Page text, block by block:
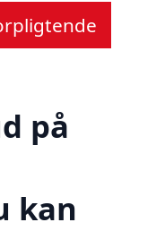
på
kan